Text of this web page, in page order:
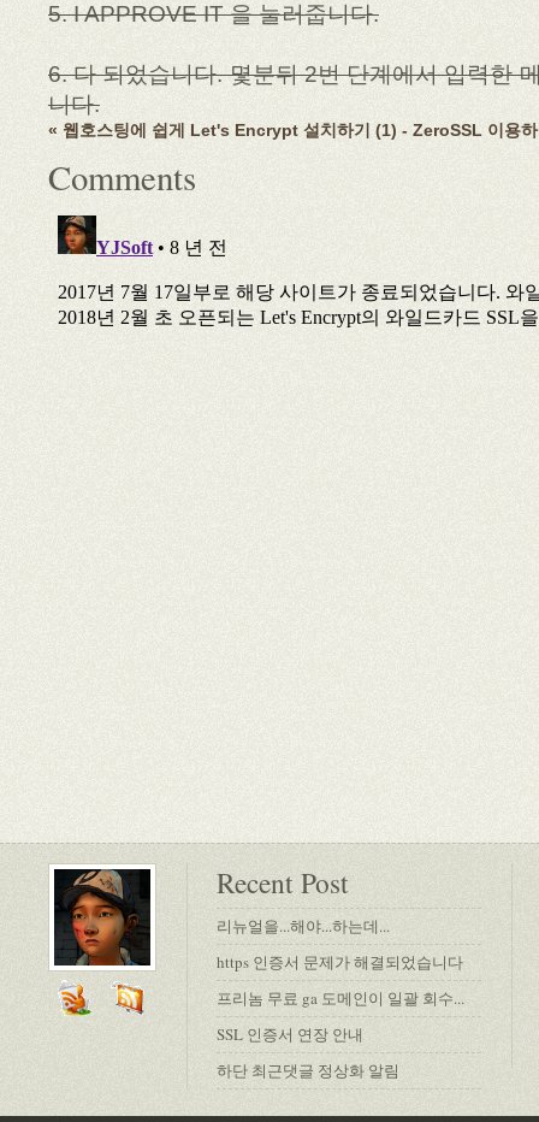
5. I APPROVE IT 을 눌러줍니다.
6. 다 되었습니다. 몇분뒤 2번 단계에서 입력한
니다.
« 웹호스팅에 쉽게 Let's Encrypt 설치하기 (1) - ZeroSSL 이용
Comments
Recent Post
리뉴얼을...해야...하는데...
https 인증서 문제가 해결되었습니다
프리놈 무료 ga 도메인이 일괄 회수...
SSL 인증서 연장 안내
하단 최근댓글 정상화 알림